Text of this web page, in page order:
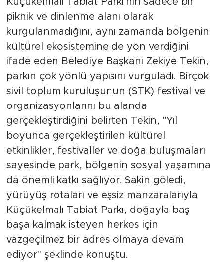
Küçükelmalı Tabiat Parkı'nın sadece bir
piknik ve dinlenme alanı olarak
kurgulanmadığını, aynı zamanda bölgenin
kültürel ekosistemine de yön verdiğini
ifade eden Belediye Başkanı Zekiye Tekin,
parkın çok yönlü yapısını vurguladı. Birçok
sivil toplum kuruluşunun (STK) festival ve
organizasyonlarını bu alanda
gerçekleştirdiğini belirten Tekin, "Yıl
boyunca gerçekleştirilen kültürel
etkinlikler, festivaller ve doğa buluşmaları
sayesinde park, bölgenin sosyal yaşamına
da önemli katkı sağlıyor. Sakin göledi,
yürüyüş rotaları ve eşsiz manzaralarıyla
Küçükelmalı Tabiat Parkı, doğayla baş
başa kalmak isteyen herkes için
vazgeçilmez bir adres olmaya devam
ediyor" şeklinde konuştu.